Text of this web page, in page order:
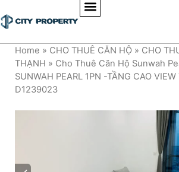
Home » CHO THUÊ CĂN HỘ » CHO
THẠNH » Cho Thuê Căn Hộ Sunwah
SUNWAH PEARL 1PN -TẦNG CAO
D1239023